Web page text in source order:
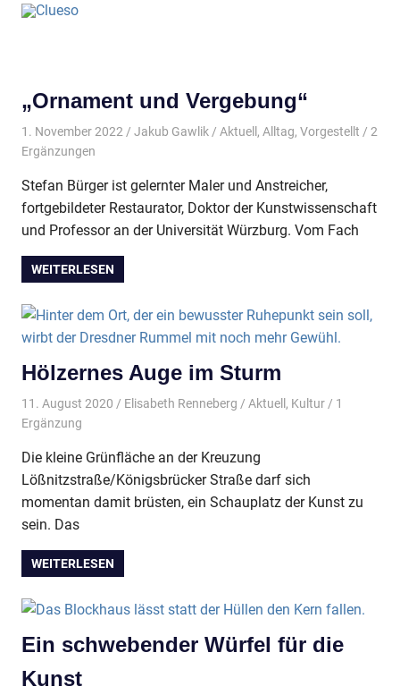
„Ornament und Vergebung“
1. November 2022 Jakub Gawlik Aktuell , Alltag, Vorgestellt / 2
Ergänzungen
Stefan Bürger ist gelernter Maler und Anstreicher,
fortgebildeter Restaurator, Doktor der Kunstwissenschaft
und Professor an der Universität Würzburg. Vom Fach
WEITERLESEN
Hölzernes Auge im Sturm
11. August 2020 Elisabeth Renneberg Aktuell , Kultur/ 1
Ergänzung
Die kleine Grünfläche an der Kreuzung
Lößnitzstraße/Königsbrücker Straße darf sich
momentan damit brüsten, ein Schauplatz der Kunst zu
sein. Das
WEITERLESEN
Ein schwebender Würfel für die
Kunst